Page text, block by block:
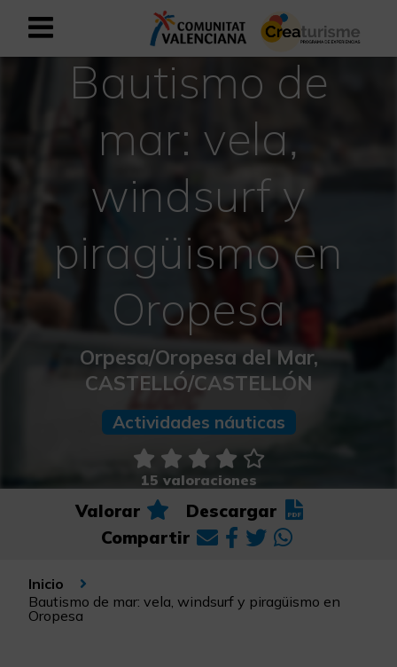
Registrarse como usuario
Registro empresarial
Mediterráneo Activo-Deportivo
Mediterráneo Cultural
Mediterráneo Natural-Rural
Experiencias en otoño
Experiencias Semana Santa
Bautismo de
mar: vela,
windsurf y
piragüismo en
Oropesa
Orpesa/Oropesa del Mar,
CASTELLÓ/CASTELLÓN
Actividades náuticas
15 valoraciones
Valorar
Descargar
Compartir
Inicio
Bautismo de mar: vela, windsurf y piragüismo en
Oropesa